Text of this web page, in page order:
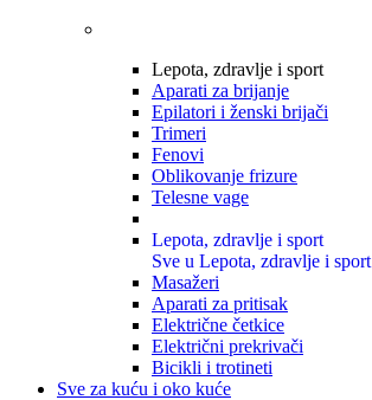
Lepota, zdravlje i sport
Aparati za brijanje
Epilatori i ženski brijači
Trimeri
Fenovi
Oblikovanje frizure
Telesne vage
Lepota, zdravlje i sport
Sve u Lepota, zdravlje i sport
Masažeri
Aparati za pritisak
Električne četkice
Električni prekrivači
Bicikli i trotineti
Sve za kuću i oko kuće